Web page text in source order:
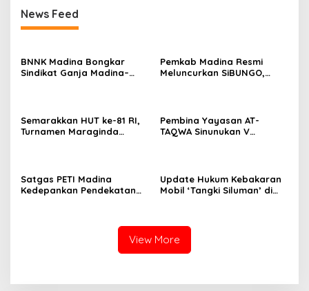
News Feed
BNNK Madina Bongkar
Sindikat Ganja Madina–
Pemkab Madina Resmi
Meluncurkan SiBUNGO,
Semarakkan HUT ke-81 RI,
Turnamen Maraginda
Pembina Yayasan AT-
TAQWA Sinunukan V
Satgas PETI Madina
Kedepankan Pendekatan
Update Hukum Kebakaran
Mobil ‘Tangki Siluman’ di
View More